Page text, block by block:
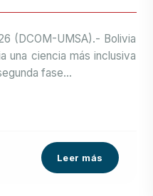
(DCOM-UMSA).- Bolivia
una ciencia más inclusiva
fase...
Leer más